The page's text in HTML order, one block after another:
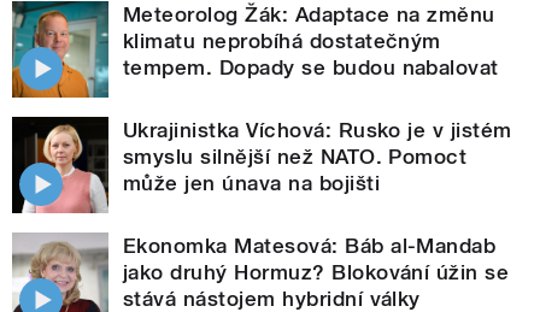
Meteorolog Žák: Adaptace na změnu
klimatu neprobíhá dostatečným
tempem. Dopady se budou nabalovat
Ukrajinistka Víchová: Rusko je v jistém
smyslu silnější než NATO. Pomoct
může jen únava na bojišti
Ekonomka Matesová: Báb al-Mandab
jako druhý Hormuz? Blokování úžin se
stává nástojem hybridní války